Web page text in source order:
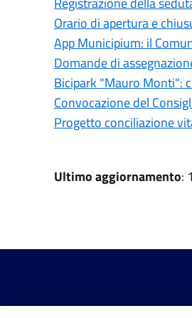
Orario di apertura e
App Municipium: il
Domande di
Bicipark "Mauro Monti":
Convocazione del
Progetto conciliazione
Ultimo aggiornamento: